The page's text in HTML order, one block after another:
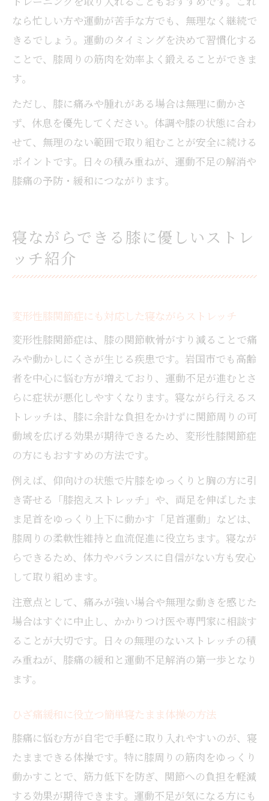
なら忙しい方や運動が苦手な方でも、無理なく継続で
きるでしょう。運動のタイミングを決めて習慣化する
ことで、膝周りの筋肉を効率よく鍛えることができま
す。
ただし、膝に痛みや腫れがある場合は無理に動かさ
ず、休息を優先してください。体調や膝の状態に合わ
せて、無理のない範囲で取り組むことが安全に続ける
ポイントです。日々の積み重ねが、運動不足の解消や
膝痛の予防・緩和につながります。
寝ながらできる膝に優しいストレ
ッチ紹介
変形性膝関節症にも対応した寝ながらストレッチ
変形性膝関節症は、膝の関節軟骨がすり減ることで痛
みや動かしにくさが生じる疾患です。岩国市でも高齢
者を中心に悩む方が増えており、運動不足が進むとさ
らに症状が悪化しやすくなります。寝ながら行えるス
トレッチは、膝に余計な負担をかけずに関節周りの可
動域を広げる効果が期待できるため、変形性膝関節症
の方にもおすすめの方法です。
例えば、仰向けの状態で片膝をゆっくりと胸の方に引
き寄せる「膝抱えストレッチ」や、両足を伸ばしたま
ま足首をゆっくり上下に動かす「足首運動」などは、
膝周りの柔軟性維持と血流促進に役立ちます。寝なが
らできるため、体力やバランスに自信がない方も安心
して取り組めます。
注意点として、痛みが強い場合や無理な動きを感じた
場合はすぐに中止し、かかりつけ医や専門家に相談す
ることが大切です。日々の無理のないストレッチの積
み重ねが、膝痛の緩和と運動不足解消の第一歩となり
ます。
ひざ痛緩和に役立つ簡単寝たまま体操の方法
膝痛に悩む方が自宅で手軽に取り入れやすいのが、寝
たままできる体操です。特に膝周りの筋肉をゆっくり
動かすことで、筋力低下を防ぎ、関節への負担を軽減
する効果が期待できます。運動不足が気になる方にも